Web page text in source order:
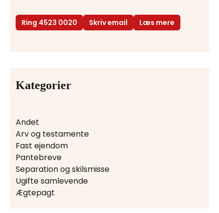
Ring 4523 0020 Skriv email Læs mere
Kategorier
Andet
Arv og testamente
Fast ejendom
Pantebreve
Separation og skilsmisse
Ugifte samlevende
Ægtepagt